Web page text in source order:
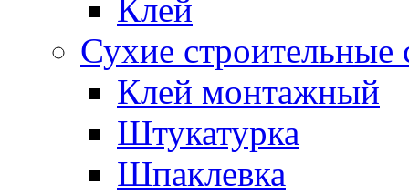
Клей
Сухие
Клей монтажный
Штукатурка
Шпаклевка